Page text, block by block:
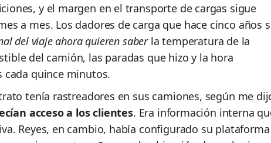
y el margen en el transporte de cargas sigue
a mes. Los dadores de carga que hace cinco años
del viaje ahora quieren saberla temperatura de la
del camión, las paradas que hizo y la hora
cada quince minutos.
tenía rastreadores en sus camiones, según me
acceso a los clientes. Era información interna
Reyes, en cambio, había configurado su plataforma